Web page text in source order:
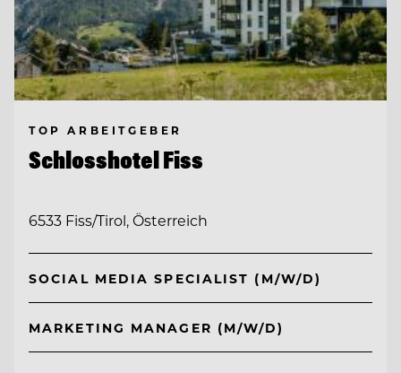
TOP ARBEITGEBER
Schlosshotel Fiss
6533 Fiss/Tirol, Österreich
SOCIAL MEDIA SPECIALIST (M/W/D)
MARKETING MANAGER (M/W/D)